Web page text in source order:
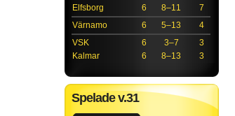
Elfsborg
6 8–11
7
Värnamo
6 5–13
4
VSK
6 3–7
3
Kalmar
6 8–13 3
Spelade v.31